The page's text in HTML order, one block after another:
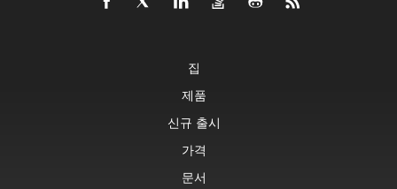
집
제품
신규 출시
가격
문서